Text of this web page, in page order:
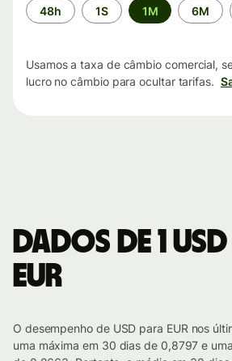
Período
de
48h 1S 1M 6M
Usamos a taxa de câmbio comercial,
lucro no câmbio para ocultar tarifas.
Dados de 1
EUR
O desempenho de USD para EUR nos
uma máxima em 30 dias de 0,8797 e